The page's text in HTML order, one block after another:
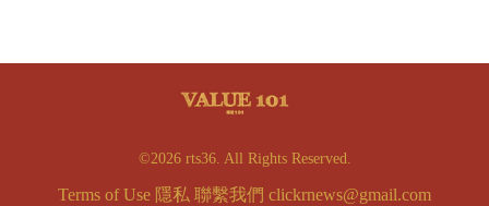
©2026 rts36. All Rights Reserved.
Terms of Use 隱私 聯繫我們 clickrnews@gmail.com